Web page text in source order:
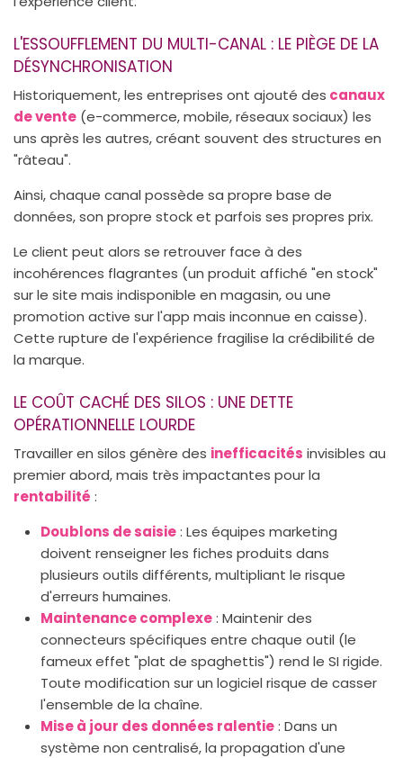
L'ESSOUFFLEMENT DU MULTI-CANAL : LE PIÈGE DE LA
DÉSYNCHRONISATION
Historiquement, les entreprises ont ajouté des canaux
de vente (e-commerce, mobile, réseaux sociaux) les
uns après les autres, créant souvent des structures en
"râteau".
Ainsi, chaque canal possède sa propre base de
données, son propre stock et parfois ses propres prix.
Le client peut alors se retrouver face à des
incohérences flagrantes (un produit affiché "en stock"
sur le site mais indisponible en magasin, ou une
promotion active sur l'app mais inconnue en caisse).
Cette rupture de l'expérience fragilise la crédibilité de
la marque.
LE COÛT CACHÉ DES SILOS : UNE DETTE
OPÉRATIONNELLE LOURDE
Travailler en silos génère des inefficacités invisibles au
premier abord, mais très impactantes pour la
rentabilité :
Doublons de saisie: Les équipes marketing
doivent renseigner les fiches produits dans
plusieurs outils différents, multipliant le risque
d'erreurs humaines.
Maintenance complexe: Maintenir des
connecteurs spécifiques entre chaque outil (le
fameux effet "plat de spaghettis") rend le SI rigide.
Toute modification sur un logiciel risque de casser
l'ensemble de la chaîne.
Mise à jour des données ralentie: Dans un
système non centralisé, la propagation d'une